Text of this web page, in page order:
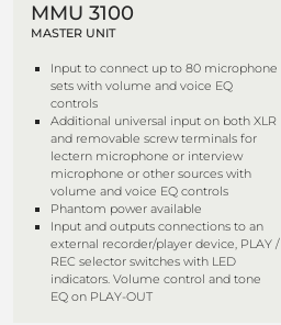
MMU 3100
MASTER UNIT
Input to connect up to 80 microphone
sets with volume and voice EQ
controls
Additional universal input on both XLR
and removable screw terminals for
lectern microphone or interview
microphone or other sources with
volume and voice EQ controls
Phantom power available
Input and outputs connections to an
external recorder/player device, PLAY /
REC selector switches with LED
indicators. Volume control and tone
EQ on PLAY-OUT